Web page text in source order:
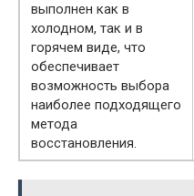
выполнен как в
холодном, так и в
горячем виде, что
обеспечивает
возможность выбора
наиболее подходящего
метода
восстановления.